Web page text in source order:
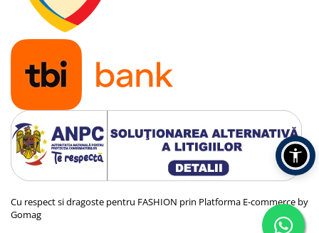
Cu respect si dragoste pentru FASHION prin Platforma E-commerce by
Gomag